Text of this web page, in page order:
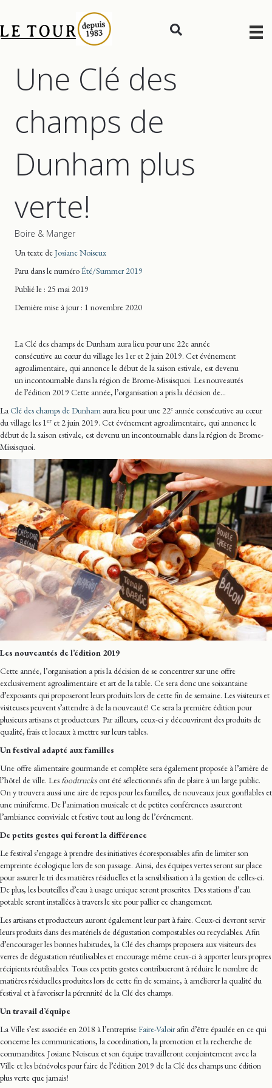
Une Clé des
champs de
Dunham plus
verte!
Boire & Manger
Un texte deJosiane Noiseux
Paru dans le numéroÉté/Summer 2019
Publié le : 25 mai 2019
Dernière mise à jour: 1 novembre 2020
La Clé des champs de Dunham aura lieu pour une 22e année
consécutive au cœur du village les 1er et 2 juin 2019. Cet événement
agroalimentaire, qui annonce le début de la saison estivale, est devenu
un incontournable dans la région de Brome-Missisquoi. Les nouveautés
de l’édition 2019 Cette année, l’organisation a pris la décision de…
LaClé des champs de Dunham aura lieu pour une 22e année consécutive au cœur
du village les 1er et 2 juin 2019. Cet événement agroalimentaire, qui annonce le
début de la saison estivale, est devenu un incontournable dans la région de Brome-
Missisquoi.
Les nouveautés de l’édition 2019
Cette année, l’organisation a pris la décision de se concentrer sur une offre
exclusivement agroalimentaire et art de la table. Ce sera donc une soixantaine
d’exposants qui proposeront leurs produits lors de cette fin de semaine. Les visiteurs et
visiteuses peuvent s’attendre à de la nouveauté! Ce sera la première édition pour
plusieurs artisans et producteurs. Par ailleurs, ceux-ci y découvriront des produits de
qualité, frais et locaux à mettre sur leurs tables.
Un festival adapté aux familles
Une offre alimentaire gourmande et complète sera également proposée à l’arrière de
l’hôtel de ville. Lesfoodtrucksont été sélectionnés afin de plaire à un large public.
On y trouvera aussi une aire de repos pour les familles, de nouveaux jeux gonflables et
une miniferme. De l’animation musicale et de petites conférences assureront
l’ambiance conviviale et festive tout au long de l’événement.
De petits gestes qui feront la différence
Le festival s’engage à prendre des initiatives écoresponsables afin de limiter son
empreinte écologique lors de son passage. Ainsi, des équipes vertes seront sur place
pour assurer le tri des matières résiduelles et la sensibilisation à la gestion de celles-ci.
De plus, les bouteilles d’eau à usage unique seront proscrites. Des stations d’eau
potable seront installées à travers le site pour pallier ce changement.
Les artisans et producteurs auront également leur part à faire. Ceux-ci devront servir
leurs produits dans des matériels de dégustation compostables ou recyclables. Afin
d’encourager les bonnes habitudes, la Clé des champs proposera aux visiteurs des
verres de dégustation réutilisables et encourage même ceux-ci à apporter leurs propres
récipients réutilisables. Tous ces petits gestes contribueront à réduire le nombre de
matières résiduelles produites lors de cette fin de semaine, à améliorer la qualité du
festival et à favoriser la pérennité de la Clé des champs.
Un travail d’équipe
La Ville s’est associée en 2018 à l’entrepriseFaire-Valoirafin d’être épaulée en ce qui
concerne les communications, la coordination, la promotion et la recherche de
commandites. Josiane Noiseux et son équipe travailleront conjointement avec la
Ville et les bénévoles pour faire de l’édition 2019 de la Clé des champs une édition
plus verte que jamais !